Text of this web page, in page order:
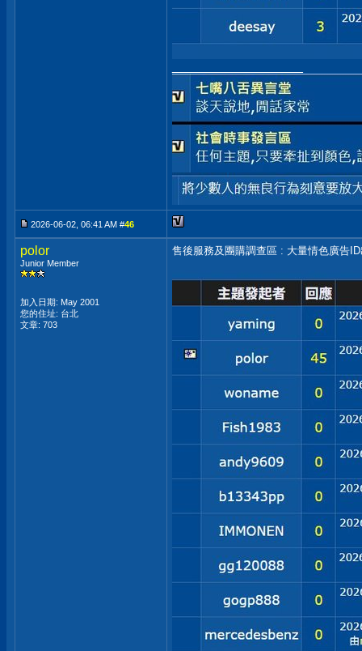
2026-06-02, 06:41 AM #46
polor
Junior Member
加入日期: May 2001
您的住址: 台北
文章: 703
售後服務及團購調查區 : 大量情色廣告